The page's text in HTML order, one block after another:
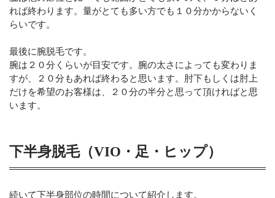
れば終わります。量がとても多い方でも１０分かからないく
らいです。
最後に腕脱毛です。
腕は２０分くらいが目安です。腕の太さによっても変わりま
すが、２０分もあれば終わると思います。肘下もしくは肘上
だけを希望のお客様は、２０分の半分と思って頂ければと思
います。
下半身脱毛（VIO・足・ヒップ）
続いて下半身部位の時間について紹介します。